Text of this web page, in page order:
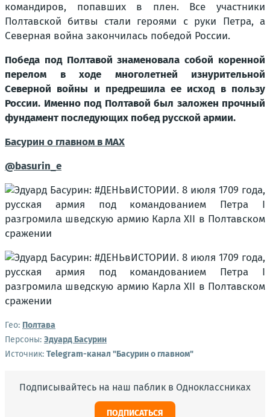
командиров, попавших в плен. Все участники
Полтавской битвы стали героями с руки Петра, а
Северная война закончилась победой России.
Победа под Полтавой знаменовала собой коренной
перелом в ходе многолетней изнурительной
Северной войны и предрешила ее исход в пользу
России. Именно под Полтавой был заложен прочный
фундамент последующих побед русской армии.
Басурин о главном вМАX
@basurin_e
Гео: Полтава
Персоны: Эдуард Басурин
Источник: Telegram-канал "Басурин о главном"
Подписывайтесь на наш паблик в Одноклассниках
ПОДПИСАТЬСЯ